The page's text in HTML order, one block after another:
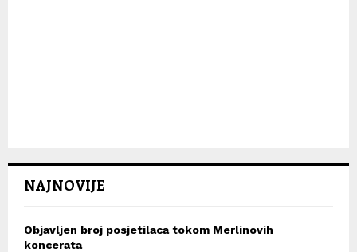
NAJNOVIJE
Objavljen broj posjetilaca tokom Merlinovih
koncerata